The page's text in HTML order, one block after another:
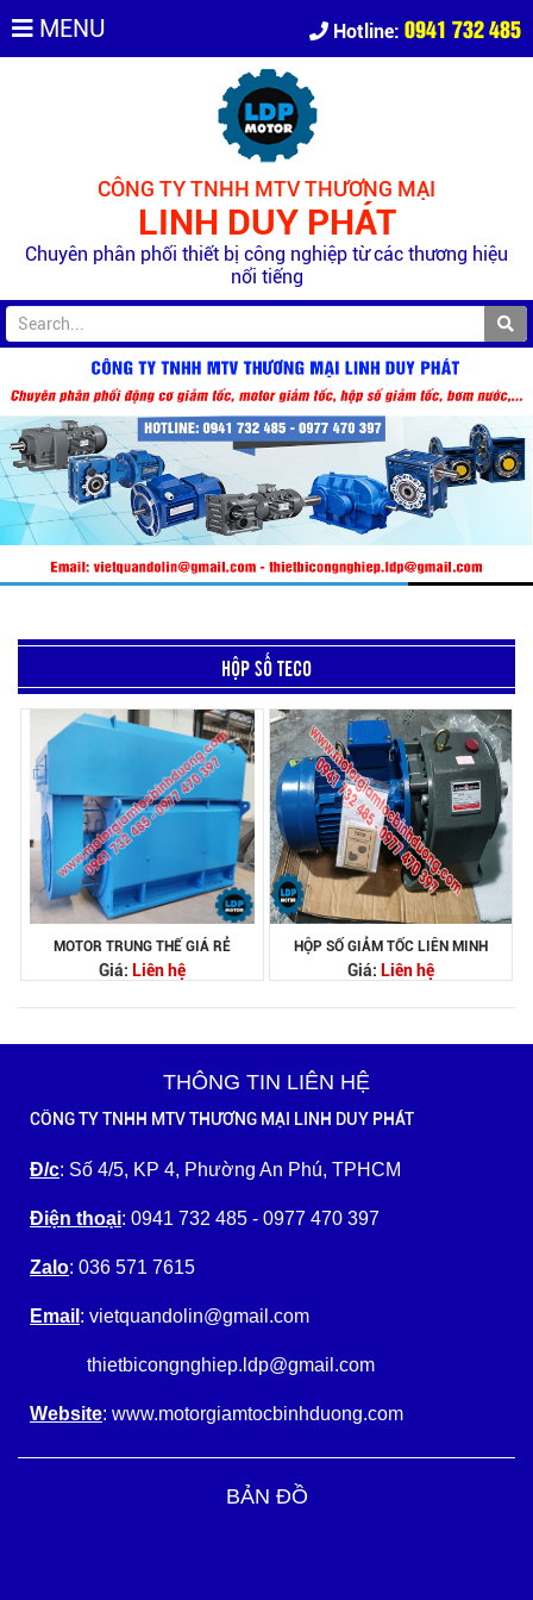
MENU Hotline: 0941 732 485
CÔNG TY TNHH MTV THƯƠNG MẠI
LINH DUY PHÁT
Chuyên phân phối thiết bị công nghiệp từ các thương hiệu
nổi tiếng
HỘP SỐ TECO
MOTOR TRUNG THẾ GIÁ RẺ
Giá: Liên hệ
HỘP SỐ GIẢM TỐC LIÊN MINH
Giá: Liên hệ
THÔNG TIN LIÊN HỆ
CÔNG TY TNHH MTV THƯƠNG MẠI LINH DUY PHÁT
Đ/c: Số 4/5, KP 4, Phường An Phú, TPHCM
Điện thoại: 0941 732 485 - 0977 470 397
Zalo: 036 571 7615
Email : vietquandolin@gmail.com
thietbicongnghiep.ldp@gmail.com
Website: www.motorgiamtocbinhduong.com
BẢN ĐỒ